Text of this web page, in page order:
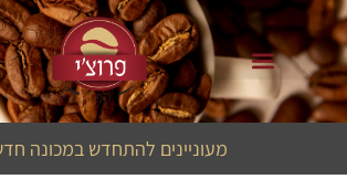
מעוניינים להתחדש במכונה